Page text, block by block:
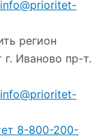
info@prioritet-
г. Иваново пр-т.
info@prioritet-
8-800-200-